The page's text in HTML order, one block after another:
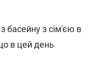
басейну з сім'єю в
в цей день